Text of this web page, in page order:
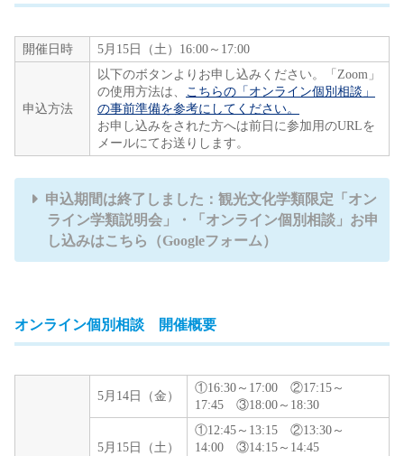
開催日時 5月15日（土）16:00～17:00
申込方法
以下のボタンよりお申し込みください。「Zoom」
の使用方法は、 こちらの「オンライン個別相談」
の事前準備を参考にしてください。
お申し込みをされた方へは前日に参加用のURLを
メールにてお送りします。
申込期間は終了しました：観光文化学類限定「オン
ライン学類説明会」・「オンライン個別相談」お申
し込みはこちら（Googleフォーム）
オンライン個別相談 開催概要
5月14日（金）
①16:30～17:00 ②17:15～
17:45 ③18:00～18:30
5月15日（土）
①12:45～13:15 ②13:30～
14:00 ③14:15～14:45